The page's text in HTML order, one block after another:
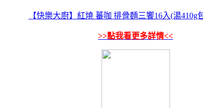
【快樂大廚】紅燒 蕃咖 排骨麵三饗16入(湯410g
>>點我看更多詳情<<